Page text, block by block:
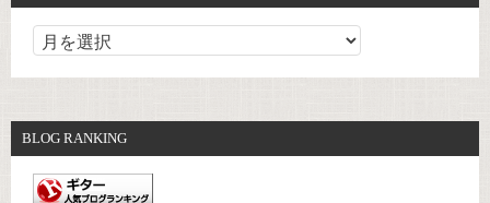
BLOG RANKING